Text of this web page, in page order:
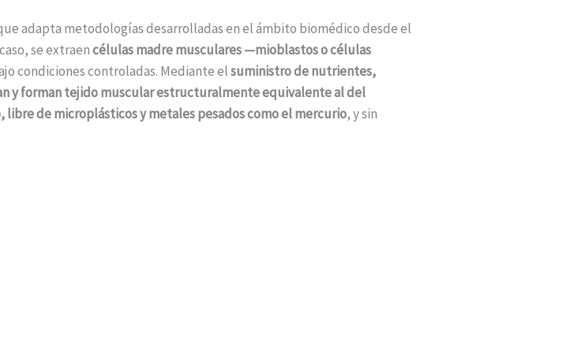
adapta metodologías desarrolladas en el ámbito biomédico desde el
se extraencélulas madre musculares —mioblastos o células
condiciones controladas. Mediante elsuministro de nutrientes,
y forman tejido muscular estructuralmente equivalente al del
libre de microplásticos y metales pesados como el mercurio, y sin